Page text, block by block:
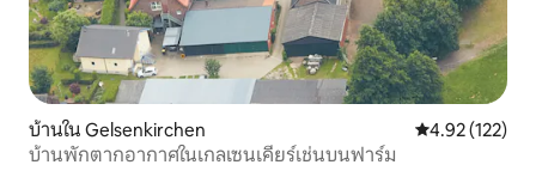
บ้านใน Gelsenkirchen คะแนนเฉลี่ย
4.92 (122)
บ้านพักตากอากาศในเกลเซนเคียร์เช่นบนฟาร์ม